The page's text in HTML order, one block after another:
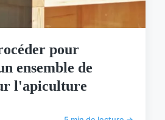
pour
ensemble de
l'apiculture